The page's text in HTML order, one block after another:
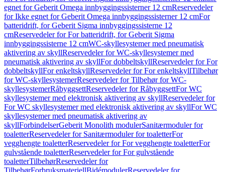
egnet for Geberit Omega innbyggingssisterner 12 cmReservedeler
for Ikke egnet for Geberit Omega innbyggingssisterner 12 cmFor
batteridrift, for Geberit Sigma innbyggingssisterne 12
cmReservedeler for For batteridrift, for Geberit Sigma
innbyggingssisterne 12 cmWC-skyllesystemer med pneumatisk
aktivering av skyllReservedeler for WC-skyllesystemer med
pneumatisk aktivering av skyllFor dobbeltskyllReservedeler for For
dobbeltskyllFor enkeltskyllReservedeler for For enkeltskyllTilbehør
for WC-skyllesystemerReservedeler for Tilbehør for WC-
skyllesystemerRåbyggsettReservedeler for RåbyggsettFor WC
skyllesystemer med elektronisk aktivering av skyllReservedeler for
For WC skyllesystemer med elektronisk aktivering av skyllFor WC
skyllesystemer med pneumatisk aktivering av
skyllForbindelserGeberit Monolith modulerSanitærmoduler for
toaletterReservedeler for Sanitærmoduler for toaletterFor
vegghengte toaletterReservedeler for For vegghengte toaletterFor
gulvstående toaletterReservedeler for For gulvstående
toaletterTilbehørReservedeler for
TilbehørForbruksmateriellBidémodulerReservedeler for